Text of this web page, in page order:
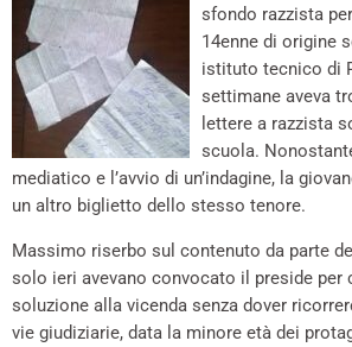
sfondo razzista
14enne di origine
istituto tecnico di
settimane aveva
lettere a razzista
scuola.
mediatico e l’avvio di un’indagine, la
un altro biglietto dello stesso tenore.
Massimo riserbo sul contenuto da parte
solo ieri avevano convocato il preside per
soluzione alla vicenda senza dover
vie giudiziarie, data la minore età dei